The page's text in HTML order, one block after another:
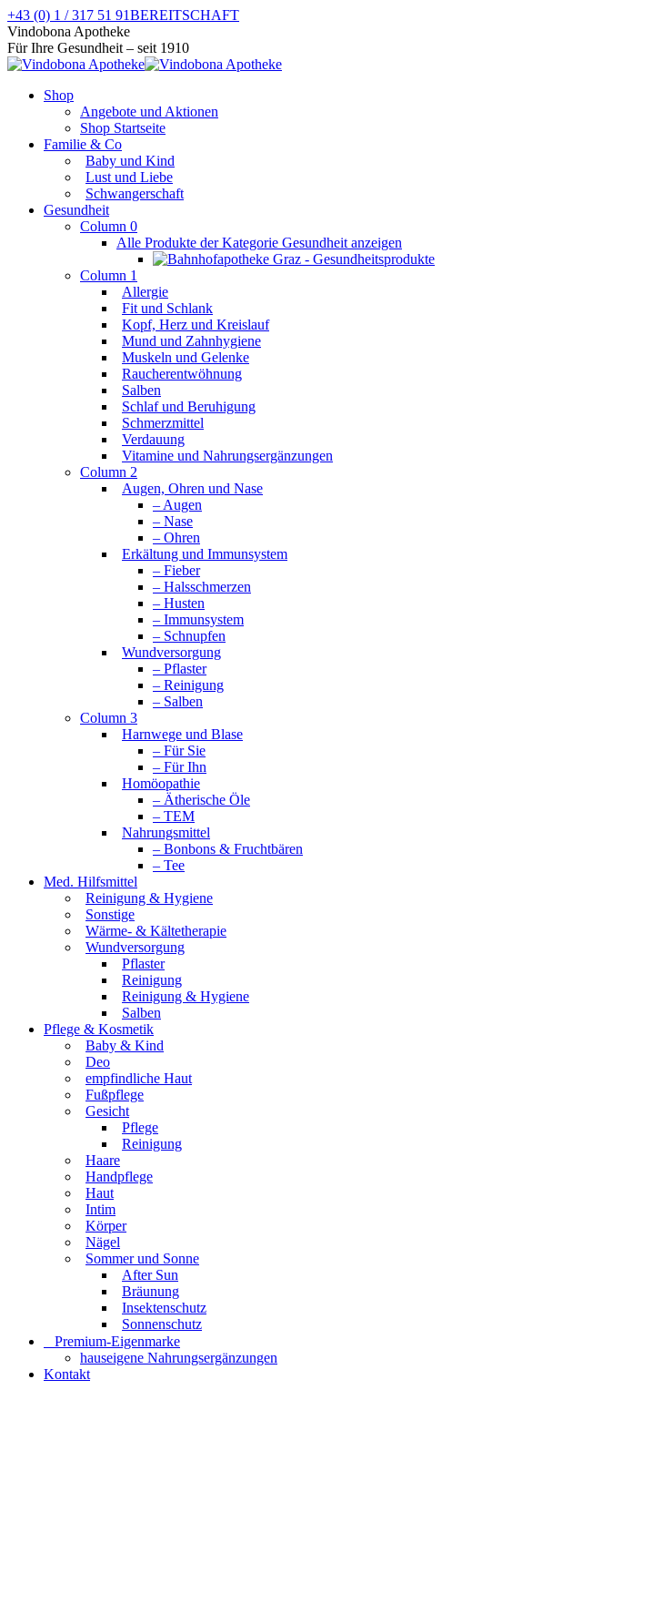
Zum
Inhalt
springen
+43 (0) 1 / 317 51 91BEREITSCHAFT
Facebook
page
opens
new
Instagram
page
opens
new
Vindobona Apotheke
Für Ihre Gesundheit – seit 1910
Shop
Angebote und Aktionen
Shop Startseite
Familie & Co
Baby und Kind
Lust und Liebe
Schwangerschaft
Gesundheit
Column 0
Alle Produkte der Kategorie Gesundheit anzeigen
Column 1
Allergie
Fit und Schlank
Kopf, Herz und Kreislauf
Mund und Zahnhygiene
Muskeln und Gelenke
Raucherentwöhnung
Salben
Schlaf und Beruhigung
Schmerzmittel
Verdauung
Vitamine und Nahrungsergänzungen
Column 2
Augen, Ohren und Nase
– Augen
– Nase
– Ohren
Erkältung und Immunsystem
– Fieber
– Halsschmerzen
– Husten
– Immunsystem
– Schnupfen
Wundversorgung
– Pflaster
– Reinigung
– Salben
Column 3
Harnwege und Blase
– Für Sie
– Für Ihn
Homöopathie
– Ätherische Öle
– TEM
Nahrungsmittel
– Bonbons & Fruchtbären
– Tee
Med. Hilfsmittel
Reinigung & Hygiene
Sonstige
Wärme- & Kältetherapie
Wundversorgung
Pflaster
Reinigung
Reinigung & Hygiene
Salben
Pflege & Kosmetik
Baby & Kind
Deo
empfindliche Haut
Fußpflege
Gesicht
Pflege
Reinigung
Haare
Handpflege
Haut
Intim
Körper
Nägel
Sommer und Sonne
After Sun
Bräunung
Insektenschutz
Sonnenschutz
⠀​Premium-Eigenmarke
hauseigene Nahrungsergänzungen
Kontakt